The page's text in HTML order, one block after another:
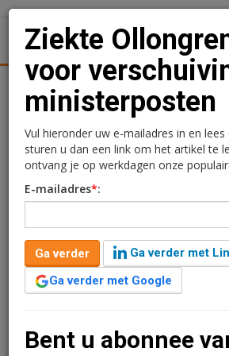
Juridisch | Fiscaal
Ziekte
voor
ministerposten
Kimberly Camu
4 november 2019
7 jaar geleden aangepast
1
Tijdens het herstel van een
tijdelijk wat geschoven met de
Ziekte
voor
ministerposten
Vul hieronder uw e-mailadres in en
sturen u dan een link om het artikel te
ontvang je op werkdagen onze
E-mailadres*:
Ga verder
Ga verder met
Ga verder met Google
Bent u abonnee